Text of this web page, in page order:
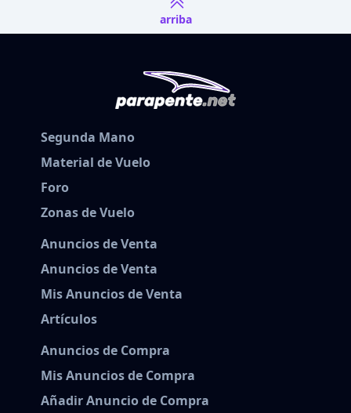
arriba
Segunda Mano
Material de Vuelo
Foro
Zonas de Vuelo
Anuncios de Venta
Anuncios de Venta
Mis Anuncios de Venta
Artículos
Anuncios de Compra
Mis Anuncios de Compra
Añadir Anuncio de Compra